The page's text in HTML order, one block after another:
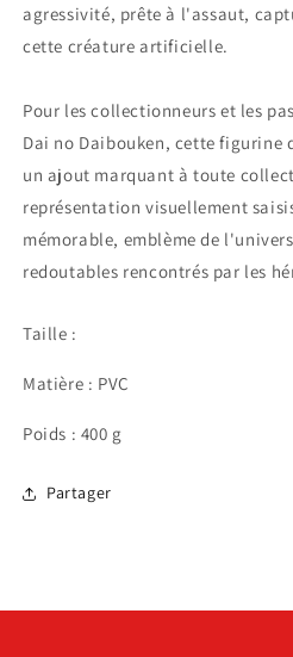
agressivité, prête à l'assaut,
cette créature artificielle.
Pour les collectionneurs et les
Dai no Daibouken, cette figurine
un ajout marquant à toute
représentation visuellement
mémorable, emblème de
redoutables rencontrés par les
Taille :
Matière : PVC
Poids : 400 g
Partager